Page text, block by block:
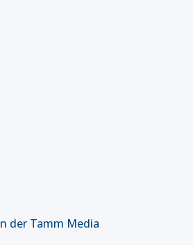
der Tamm Media